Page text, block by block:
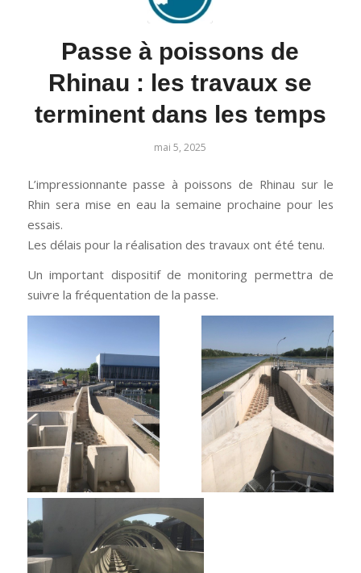
Passe à poissons de
Rhinau : les travaux se
terminent dans les temps
mai 5, 2025
L’impressionnante passe à poissons de Rhinau sur le
Rhin sera mise en eau la semaine prochaine pour les
essais.
Les délais pour la réalisation des travaux ont été tenu.
Un important dispositif de monitoring permettra de
suivre la fréquentation de la passe.